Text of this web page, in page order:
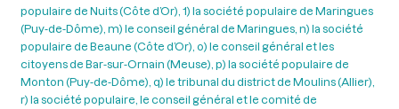
populaire de Nuits (Côte d’Or), 1) la société populaire de Maringues
(Puy-de-Dôme), m) le conseil général de Maringues, n) la société
populaire de Beaune (Côte d’Or), o) le conseil général et les
citoyens de Bar-sur-Ornain (Meuse), p) la société populaire de
Monton (Puy-de-Dôme), q) le tribunal du district de Moulins (Allier),
r) la société populaire, le conseil général et le comité de